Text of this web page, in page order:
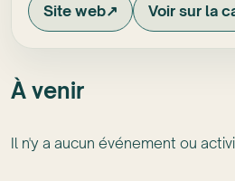
Site web↗ Voir sur la
À venir
Il n'y a aucun événement ou